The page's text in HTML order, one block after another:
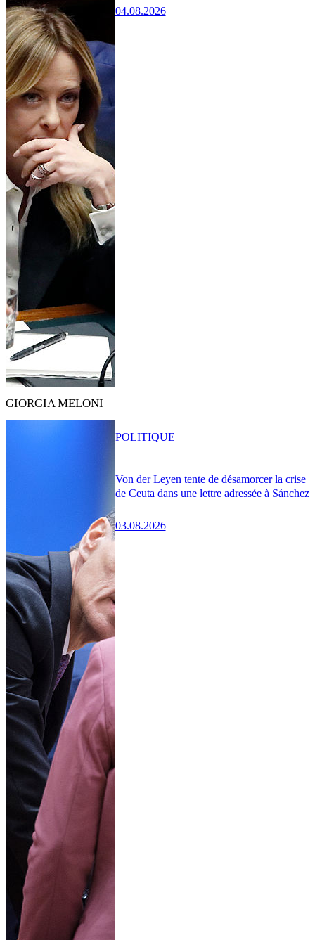
04.08.2026
GIORGIA MELONI
Von der Leyen tente de désamorcer la crise
de Ceuta dans une lettre adressée à Sánchez
03.08.2026
POLITIQUE